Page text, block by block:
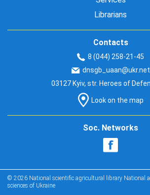
Librarians
Contacts
8 (044) 258-21-45
dnsgb_uaan@ukr.net
03127 Kyiv, str. Heroes of
Look on the map
Soc. Networks
© 2026 National scientific agricultural library National
sciences of Ukraine